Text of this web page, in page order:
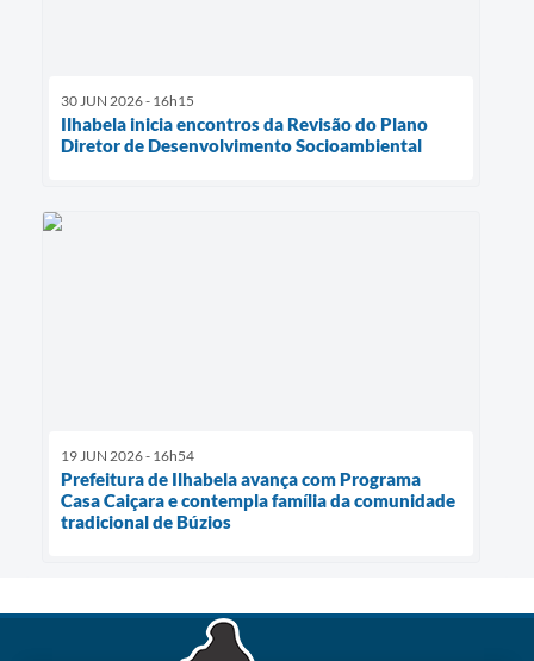
30 JUN 2026 - 16h15
Ilhabela inicia encontros da Revisão do Plano
Diretor de Desenvolvimento Socioambiental
19 JUN 2026 - 16h54
Prefeitura de Ilhabela avança com Programa
Casa Caiçara e contempla família da comunidade
tradicional de Búzios